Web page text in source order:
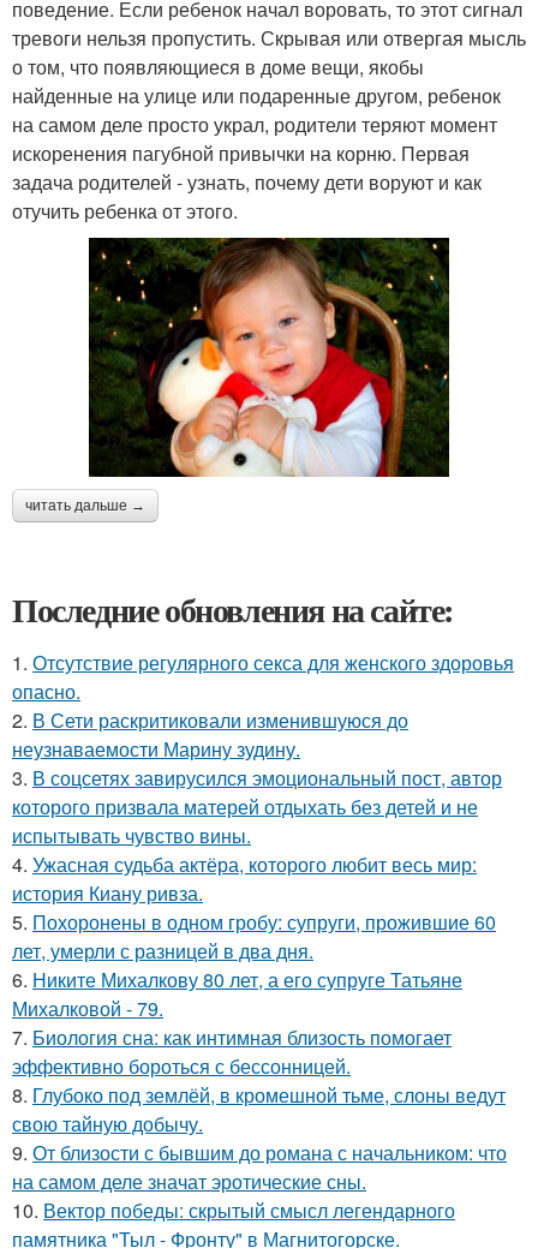
поведение. Если ребенок начал воровать, то этот сигнал
тревоги нельзя пропустить. Скрывая или отвергая мысль
о том, что появляющиеся в доме вещи, якобы
найденные на улице или подаренные другом, ребенок
на самом деле просто украл, родители теряют момент
искоренения пагубной привычки на корню. Первая
задача родителей - узнать, почему дети воруют и как
отучить ребенка от этого.
читать дальше →
Последние обновления на сайте:
1. Отсутствие регулярного секса для женского здоровья
опасно.
2. В Сети раскритиковали изменившуюся до
неузнаваемости Марину зудину.
3. В соцсетях завирусился эмоциональный пост, автор
которого призвала матерей отдыхать без детей и не
испытывать чувство вины.
4. Ужасная судьба актёра, которого любит весь мир:
история Киану ривза.
5. Похоронены в одном гробу: супруги, прожившие 60
лет, умерли с разницей в два дня.
6. Никите Михалкову 80 лет, а его супруге Татьяне
Михалковой - 79.
7. Биология сна: как интимная близость помогает
эффективно бороться с бессонницей.
8. Глубоко под землёй, в кромешной тьме, слоны ведут
свою тайную добычу.
9. От близости с бывшим до романа с начальником: что
на самом деле значат эротические сны.
10. Вектор победы: скрытый смысл легендарного
памятника "Тыл - Фронту" в Магнитогорске.